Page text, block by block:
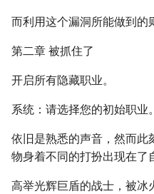
而利用这个漏洞所能做到的
第二章 被抓住了
开启所有隐藏职业。
系统：请选择您的初始职业。
依旧是熟悉的声音，然而此
物身着不同的打扮出现在了
高举光辉巨盾的战士，被冰